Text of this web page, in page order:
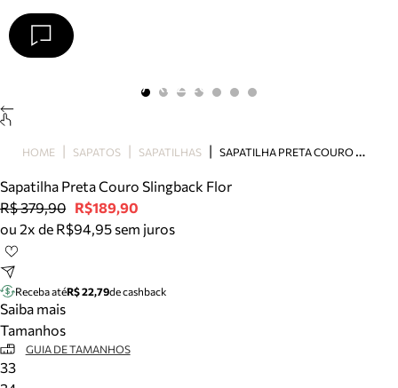
Papete
Scarpin
Mocassim
Bolsa
Tênis
Mule
Rasteira
Precisa de ajuda?
Arezzo
HOME SAPATOS SAPATILHAS S
APATILHA PRETA COURO SLINGBACK FLOR
Sapatilha Preta Couro Slingback Flor
R$ 379,90 R$189,90
ou 2x de R$94,95 sem juros
Receba atéR$ 22,79de cashback
Saiba mais
Tamanhos
GUIA DE TAMANHOS
33